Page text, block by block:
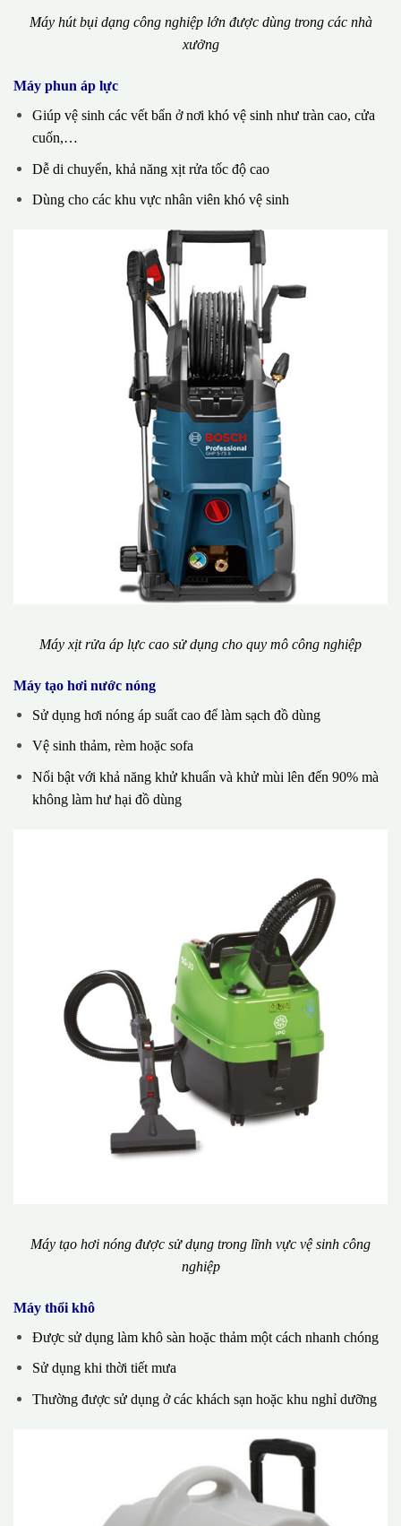
Máy hút bụi dạng công nghiệp lớn được dùng trong các nhà
xưởng
Máy phun áp lực
Giúp vệ sinh các vết bẩn ở nơi khó vệ sinh như tràn cao, cửa
cuốn,…
Dễ di chuyển, khả năng xịt rửa tốc độ cao
Dùng cho các khu vực nhân viên khó vệ sinh
Máy xịt rửa áp lực cao sử dụng cho quy mô công nghiệp
Máy tạo hơi nước nóng
Sử dụng hơi nóng áp suất cao để làm sạch đồ dùng
Vệ sinh thảm, rèm hoặc sofa
Nổi bật với khả năng khử khuẩn và khử mùi lên đến 90% mà
không làm hư hại đồ dùng
Máy tạo hơi nóng được sử dụng trong lĩnh vực vệ sinh công
nghiệp
Máy thổi khô
Được sử dụng làm khô sàn hoặc thảm một cách nhanh chóng
Sử dụng khi thời tiết mưa
Thường được sử dụng ở các khách sạn hoặc khu nghỉ dưỡng